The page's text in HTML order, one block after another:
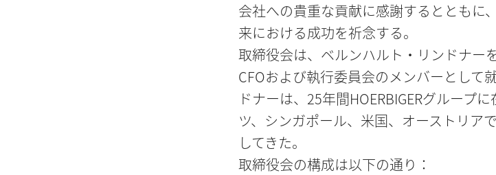
会社への貴重な貢献に感謝するとともに
来における成功を祈念する。
取締役会は、ベルンハルト・リンドナー
CFOおよび執行委員会のメンバーとして
ドナーは、25年間HOERBIGERグループ
ツ、シンガポール、米国、オーストリア
してきた。
取締役会の構成は以下の通り：